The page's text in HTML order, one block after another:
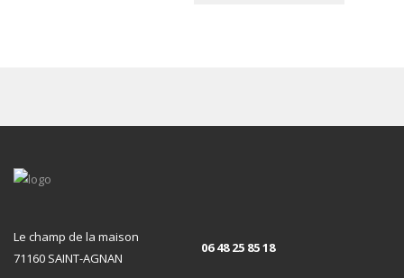
Le champ de la maison
71160 SAINT-AGNAN
06 48 25 85 18